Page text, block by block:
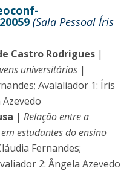
(Sala Pessoal Íris
Castro Rodrigues |
universitários |
Avalaliador 1: Íris
| Relação entre a
estudantes do ensino
Fernandes;
2: Ângela Azevedo